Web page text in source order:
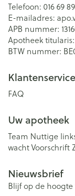
Telefoon: 016 69
E-mailadres:
APB nummer:
Apotheek titularis:
BTW nummer:
Klantenservice
FAQ
Uw apotheek
Team Nuttige
wachtVoorschrift
Nieuwsbrief
Blijf op de